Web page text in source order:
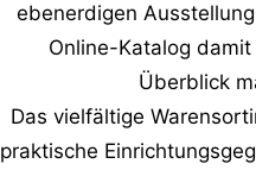
ebenerdigen
Online-Katalog
Überblick
Das vielfältige
praktische